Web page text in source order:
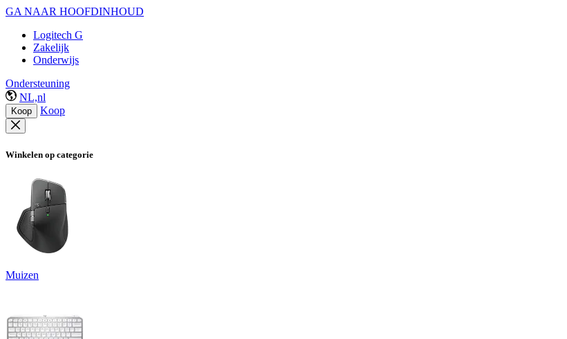
GA NAAR HOOFDINHOUD
Logitech G
Zakelijk
Onderwijs
Ondersteuning
NL,nl
Koop Koop
Winkelen op categorie
Muizen